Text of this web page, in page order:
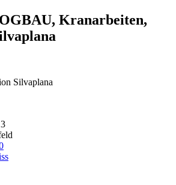
Kranarbeiten,
Silvaplana